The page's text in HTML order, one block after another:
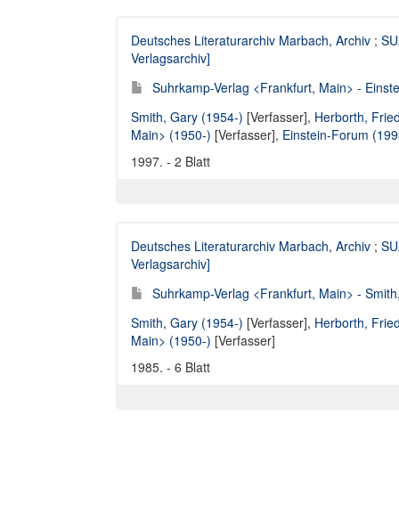
Deutsches Literaturarchiv Marbach, Archiv ;
Verlagsarchiv]
Suhrkamp-Verlag <Frankfurt, Main> -
Smith, Gary (1954-) [Verfasser], Herborth,
Main> (1950-) [Verfasser], Einstein-Forum
1997. - 2 Blatt
Deutsches Literaturarchiv Marbach, Archiv ;
Verlagsarchiv]
Suhrkamp-Verlag <Frankfurt, Main> -
Smith, Gary (1954-) [Verfasser], Herborth,
Main> (1950-) [Verfasser]
1985. - 6 Blatt